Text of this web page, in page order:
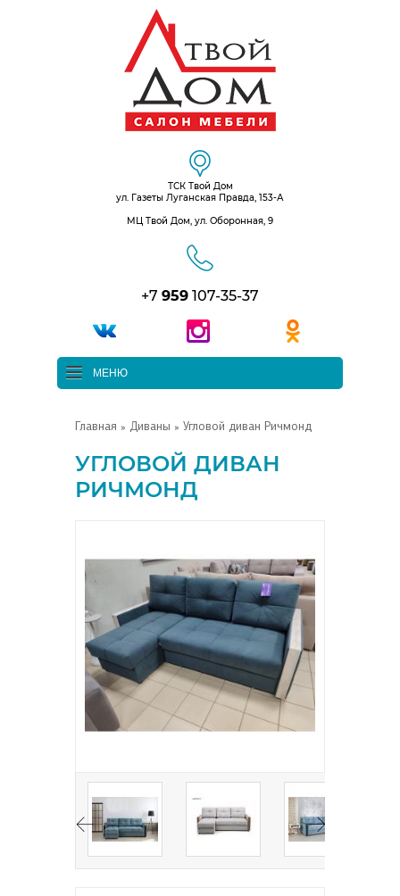
ТСК Твой Дом
ул. Газеты Луганская Правда, 153-А
МЦ Твой Дом, ул. Оборонная, 9
+7 959 107-35-37
МЕНЮ
Главная » Диваны » Угловой диван Ричмонд
УГЛОВОЙ ДИВАН
РИЧМОНД